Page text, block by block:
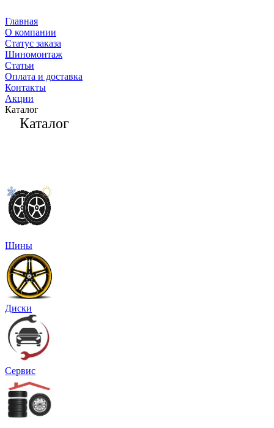
Главная
О компании
Статус заказа
Шиномонтаж
Статьи
Оплата и доставка
Контакты
Акции
Каталог
Каталог
Шины
Диски
Сервис